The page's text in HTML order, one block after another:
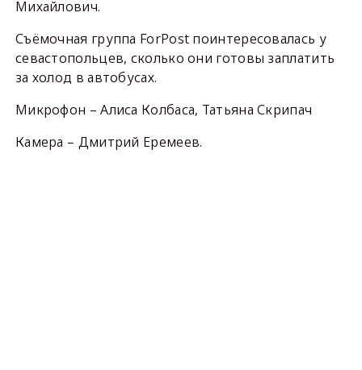
Михайлович.
Съёмочная группа ForPost поинтересовалась у
севастопольцев, сколько они готовы заплатить
за холод в автобусах.
Микрофон – Алиса Колбаса, Татьяна Скрипач
Камера – Дмитрий Еремеев.